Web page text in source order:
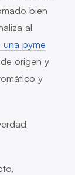
bien
al
pyme
origen y
y